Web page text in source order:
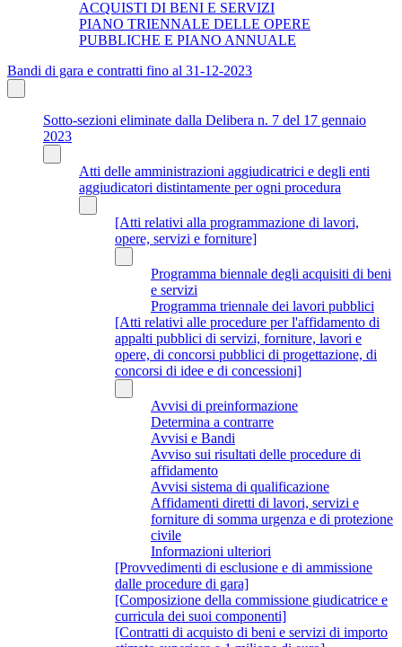
ACQUISTI DI BENI E SERVIZI
PIANO TRIENNALE DELLE OPERE
PUBBLICHE E PIANO ANNUALE
Bandi di gara e contratti fino al 31-12-2023
Sotto-sezioni eliminate dalla Delibera n. 7 del 17 gennaio
2023
Atti delle amministrazioni aggiudicatrici e degli enti
aggiudicatori distintamente per ogni procedura
[Atti relativi alla programmazione di lavori,
opere, servizi e forniture]
Programma biennale degli acquisiti di beni
e servizi
Programma triennale dei lavori pubblici
[Atti relativi alle procedure per l'affidamento di
appalti pubblici di servizi, forniture, lavori e
opere, di concorsi pubblici di progettazione, di
concorsi di idee e di concessioni]
Avvisi di preinformazione
Determina a contrarre
Avvisi e Bandi
Avviso sui risultati delle procedure di
affidamento
Avvisi sistema di qualificazione
Affidamenti diretti di lavori, servizi e
forniture di somma urgenza e di protezione
civile
Informazioni ulteriori
[Provvedimenti di esclusione e di ammissione
dalle procedure di gara]
[Composizione della commissione giudicatrice e
curricula dei suoi componenti]
[Contratti di acquisto di beni e servizi di importo